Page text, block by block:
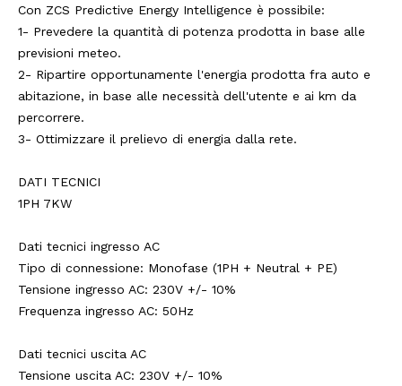
Con ZCS Predictive Energy Intelligence è possibile:
1- Prevedere la quantità di potenza prodotta in base alle
previsioni meteo.
2- Ripartire opportunamente l'energia prodotta fra auto e
abitazione, in base alle necessità dell'utente e ai km da
percorrere.
3- Ottimizzare il prelievo di energia dalla rete.
DATI TECNICI
1PH 7KW
Dati tecnici ingresso AC
Tipo di connessione: Monofase (1PH + Neutral + PE)
Tensione ingresso AC: 230V +/- 10%
Frequenza ingresso AC: 50Hz
Dati tecnici uscita AC
Tensione uscita AC: 230V +/- 10%